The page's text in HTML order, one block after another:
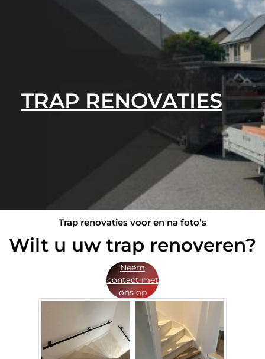
TRAP RENOVATIES
Trap renovaties voor en na foto’s
Wilt u uw trap renoveren?
Neem
contact met
ons op